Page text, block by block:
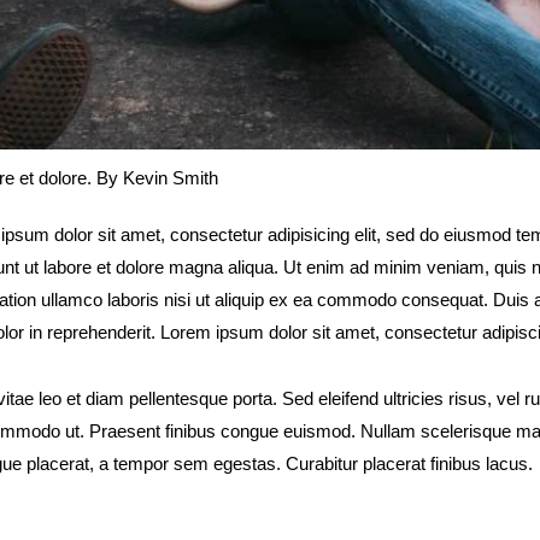
et dolore. By Kevin Smith
dolor sit amet, consectetur adipisicing elit, sed do eiusmod
ut labore et dolore magna aliqua. Ut enim ad minim veniam, quis
ullamco laboris nisi ut aliquip ex ea commodo consequat. Duis
in reprehenderit. Lorem ipsum dolor sit amet, consectetur
leo et diam pellentesque porta. Sed eleifend ultricies risus, vel
ut. Praesent finibus congue euismod. Nullam scelerisque
placerat, a tempor sem egestas. Curabitur placerat finibus lacus.